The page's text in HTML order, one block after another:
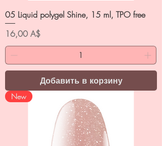
05 Liquid polygel Shine, 15 ml, TPO free
Цена
16,00 A$
Добавить в корзину
New